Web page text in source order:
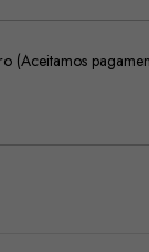
(Aceitamos